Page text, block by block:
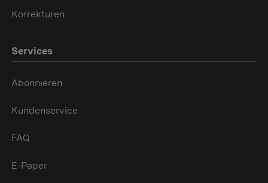
Korrekturen
Services
Abonnieren
Kundenservice
FAQ
E-Paper